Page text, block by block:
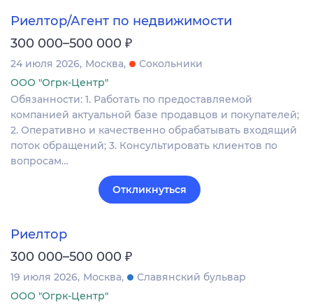
Риелтор/Агент по недвижимости
300 000–500 000 ₽
24 июля 2026 Москва
Сокольники
ООО "Огрк-Центр"
Обязанности: 1. Работать по предоставляемой
компанией актуальной базе продавцов и покупателей;
2. Оперативно и качественно обрабатывать входящий
поток обращений; 3. Консультировать клиентов по
вопросам…
Откликнуться
Риелтор
300 000–500 000 ₽
19 июля 2026 Москва
Славянский бульвар
ООО "Огрк-Центр"